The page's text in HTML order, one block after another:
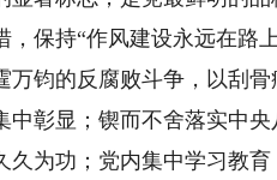
，保持“作风建设永远在路
钧的反腐败斗争，以刮
中彰显；锲而不舍落实中
久为功；党内集中学习教